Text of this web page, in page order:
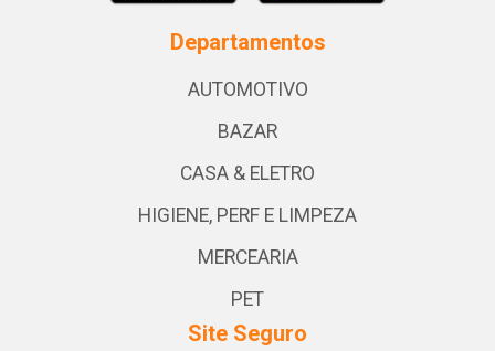
Departamentos
AUTOMOTIVO
BAZAR
CASA & ELETRO
HIGIENE, PERF E LIMPEZA
MERCEARIA
PET
Site Seguro